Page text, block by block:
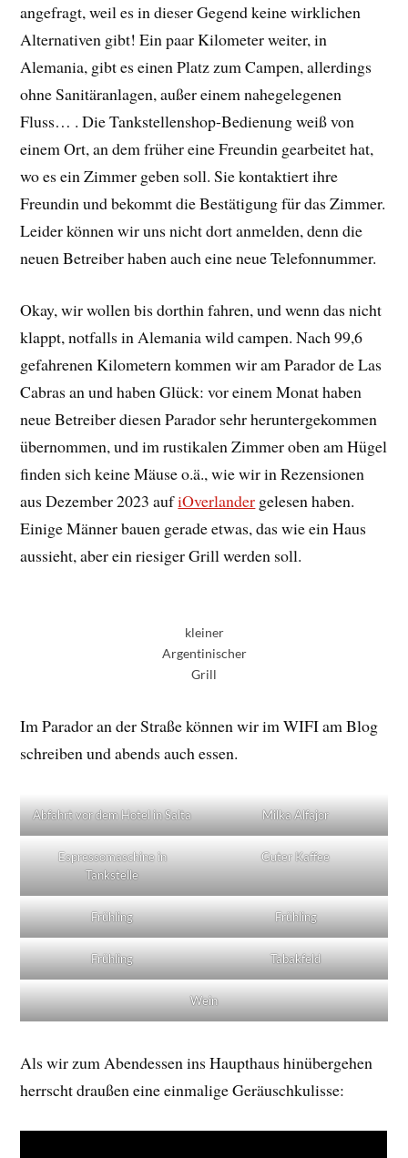
angefragt, weil es in dieser Gegend keine wirklichen
Alternativen gibt! Ein paar Kilometer weiter, in
Alemania, gibt es einen Platz zum Campen, allerdings
ohne Sanitäranlagen, außer einem nahegelegenen
Fluss… . Die Tankstellenshop-Bedienung weiß von
einem Ort, an dem früher eine Freundin gearbeitet hat,
wo es ein Zimmer geben soll. Sie kontaktiert ihre
Freundin und bekommt die Bestätigung für das Zimmer.
Leider können wir uns nicht dort anmelden, denn die
neuen Betreiber haben auch eine neue Telefonnummer.
Okay, wir wollen bis dorthin fahren, und wenn das nicht
klappt, notfalls in Alemania wild campen. Nach 99,6
gefahrenen Kilometern kommen wir am Parador de Las
Cabras an und haben Glück: vor einem Monat haben
neue Betreiber diesen Parador sehr heruntergekommen
übernommen, und im rustikalen Zimmer oben am Hügel
finden sich keine Mäuse o.ä., wie wir in Rezensionen
aus Dezember 2023 aufiOverlander gelesen haben.
Einige Männer bauen gerade etwas, das wie ein Haus
aussieht, aber ein riesiger Grill werden soll.
kleiner
Argentinischer
Grill
Im Parador an der Straße können wir im WIFI am Blog
schreiben und abends auch essen.
Abfahrt vor dem Hotel in Salta Milka Alfajor
Espressomaschine in
Tankstelle
Guter Kaffee
Frühling Frühling
Frühling Tabakfeld
Wein
Als wir zum Abendessen ins Haupthaus hinübergehen
herrscht draußen eine einmalige Geräuschkulisse: